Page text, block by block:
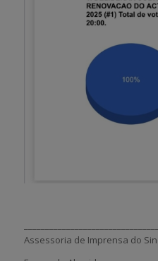
Assessoria de Imprensa do